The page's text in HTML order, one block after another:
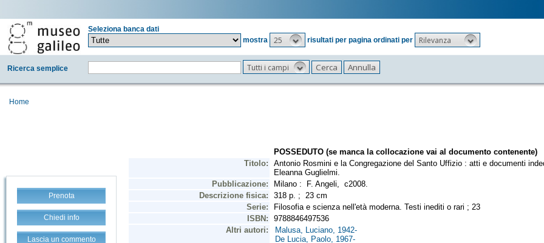
Seleziona banca dati
mostra
25 risultati per pagina ordinati per Rilevanza
Ricerca semplice Tutti i campi
Home
Prenota
Chiedi info
Lascia un commento